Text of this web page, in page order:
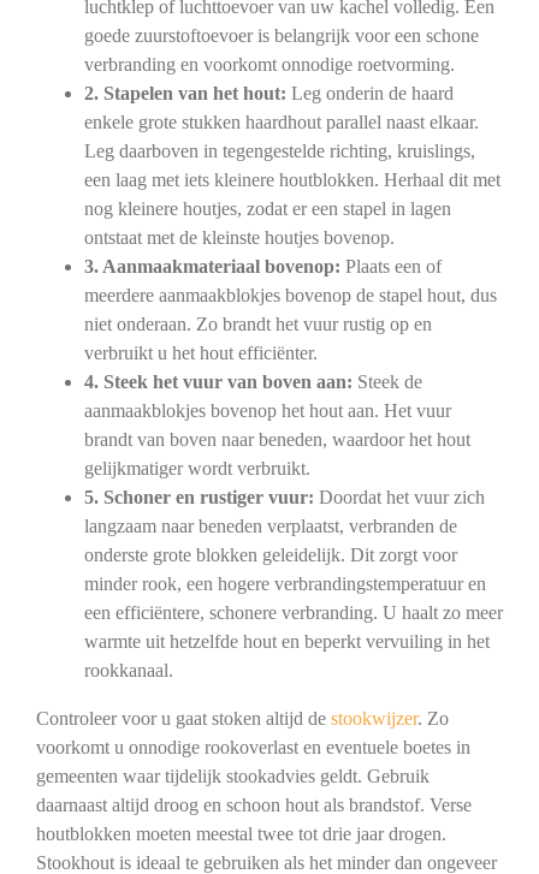
luchtklep of luchttoevoer van uw kachel volledig. Een
goede zuurstoftoevoer is belangrijk voor een schone
verbranding en voorkomt onnodige roetvorming.
2. Stapelen van het hout: Leg onderin de haard
enkele grote stukken haardhout parallel naast elkaar.
Leg daarboven in tegengestelde richting, kruislings,
een laag met iets kleinere houtblokken. Herhaal dit met
nog kleinere houtjes, zodat er een stapel in lagen
ontstaat met de kleinste houtjes bovenop.
3. Aanmaakmateriaal bovenop: Plaats een of
meerdere aanmaakblokjes bovenop de stapel hout, dus
niet onderaan. Zo brandt het vuur rustig op en
verbruikt u het hout efficiënter.
4. Steek het vuur van boven aan: Steek de
aanmaakblokjes bovenop het hout aan. Het vuur
brandt van boven naar beneden, waardoor het hout
gelijkmatiger wordt verbruikt.
5. Schoner en rustiger vuur: Doordat het vuur zich
langzaam naar beneden verplaatst, verbranden de
onderste grote blokken geleidelijk. Dit zorgt voor
minder rook, een hogere verbrandingstemperatuur en
een efficiëntere, schonere verbranding. U haalt zo meer
warmte uit hetzelfde hout en beperkt vervuiling in het
rookkanaal.
Controleer voor u gaat stoken altijd de stookwijzer. Zo
voorkomt u onnodige rookoverlast en eventuele boetes in
gemeenten waar tijdelijk stookadvies geldt. Gebruik
daarnaast altijd droog en schoon hout als brandstof. Verse
houtblokken moeten meestal twee tot drie jaar drogen.
Stookhout is ideaal te gebruiken als het minder dan ongeveer